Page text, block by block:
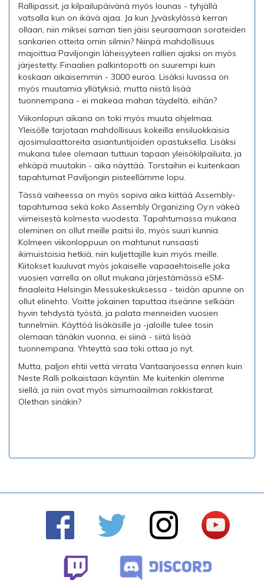
Rallipassit, ja kilpailupäivänä myös lounas - tyhjällä
vatsalla kun on ikävä ajaa. Ja kun Jyväskylässä kerran
ollaan, niin miksei saman tien jäisi seuraamaan sorateiden
sankarien otteita omin silmin? Niinpä mahdollisuus
majoittua Paviljongin läheisyyteen rallien ajaksi on myös
järjestetty. Finaalien palkintopotti on suurempi kuin
koskaan aikaisemmin - 3000 euroa. Lisäksi luvassa on
myös muutamia yllätyksiä, mutta niistä lisää
tuonnempana - ei makeaa mahan täydeltä, eihän?
Viikonlopun aikana on toki myös muuta ohjelmaa.
Yleisölle tarjotaan mahdollisuus kokeilla ensiluokkaisia
ajosimulaattoreita asiantuntijoiden opastuksella. Lisäksi
mukana tulee olemaan tuttuun tapaan yleisökilpailuita, ja
ehkäpä muutakin - aika näyttää. Torstaihin ei kuitenkaan
tapahtumat Paviljongin pisteellämme lopu.
Tässä vaiheessa on myös sopiva aika kiittää Assembly-
tapahtumaa sekä koko Assembly Organizing Oy:n väkeä
viimeisestä kolmesta vuodesta. Tapahtumassa mukana
oleminen on ollut meille paitsi ilo, myös suuri kunnia.
Kolmeen viikonloppuun on mahtunut runsaasti
ikimuistoisia hetkiä, niin kuljettajille kuin myös meille.
Kiitokset kuuluvat myös jokaiselle vapaaehtoiselle joka
vuosien varrella on ollut mukana järjestämässä eSM-
finaaleita Helsingin Messukeskuksessa - teidän apunne on
ollut elinehto. Voitte jokainen taputtaa itseänne selkään
hyvin tehdystä työstä, ja palata menneiden vuosien
tunnelmiin. Käyttöä lisäkäsille ja -jaloille tulee tosin
olemaan tänäkin vuonna, ei siinä - siitä lisää
tuonnempana. Yhteyttä saa toki ottaa jo nyt.
Mutta, paljon ehtii vettä virrata Vantaanjoessa ennen kuin
Neste Ralli polkaistaan käyntiin. Me kuitenkin olemme
siellä, ja niin ovat myös simumaailman rokkistarat.
Olethan sinäkin?